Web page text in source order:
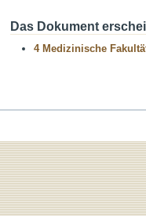
Das Dokument
4 Medizinische